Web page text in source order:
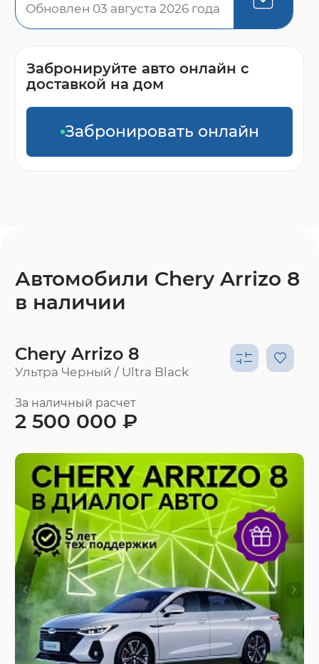
Обновлен 03 августа 2026 года
Забронируйте авто онлайн с
доставкой на дом
Забронировать онлайн
Автомобили Chery Arrizo 8
в наличии
Chery Arrizo 8
Ультра Черный / Ultra Black
За наличный расчет
2 500 000 ₽